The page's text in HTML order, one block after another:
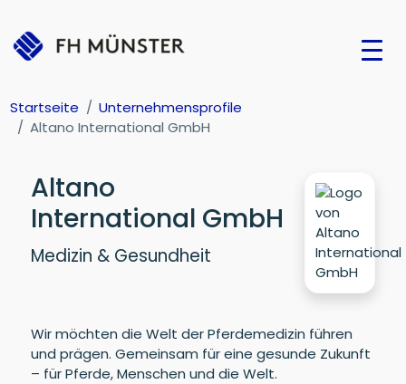
Startseite
Unternehmensprofile
Altano International GmbH
Altano
International GmbH
Medizin & Gesundheit
Wir möchten die Welt der Pferdemedizin führen
und prägen. Gemeinsam für eine gesunde Zukunft
– für Pferde, Menschen und die Welt.